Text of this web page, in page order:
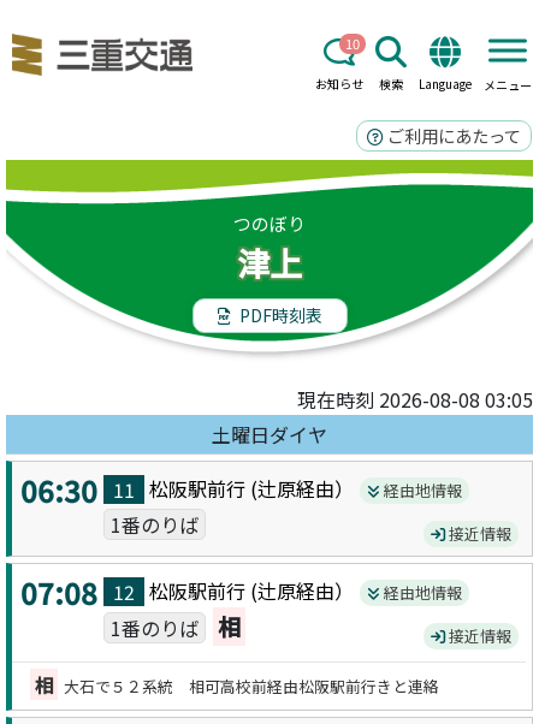
お知らせ
10
検索 Language メニュー
ご利用にあたって
つのぼり
津上
PDF時刻表
現在時刻 2026-08-08 03:05
土曜日ダイヤ
06:30 11 松阪駅前行 (辻原経由） 経由地情報
1番のりば 接近情報
07:08 12 松阪駅前行 (辻原経由） 経由地情報
1番のりば 相 接近情報
相 大石で５２系統 相可高校前経由松阪駅前行きと連絡